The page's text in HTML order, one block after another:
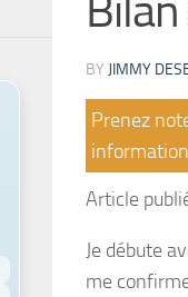
BY JIMMY
Prenez
Article
Je débute
me